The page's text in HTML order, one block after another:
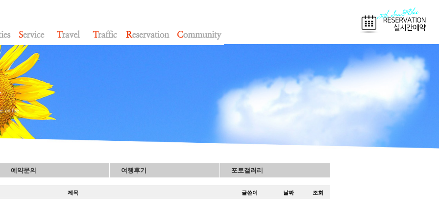
예약문의 여행후기 포토갤러리